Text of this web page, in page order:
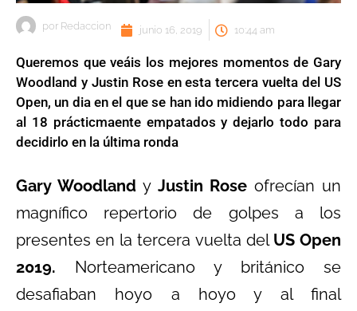
por Redaccion junio 16, 2019 10:44 am
Queremos que veáis los mejores momentos de Gary
Woodland y Justin Rose en esta tercera vuelta del US
Open, un dia en el que se han ido midiendo para llegar
al 18 prácticmaente empatados y dejarlo todo para
decidirlo en la última ronda
Gary Woodlandy Justin Rose ofrecían un
magnífico repertorio de golpes a los
presentes en la tercera vuelta del US Open
2019. Norteamericano y británico se
desafiaban hoyo a hoyo y al final